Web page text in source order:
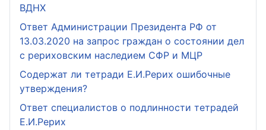
ВДНХ
Ответ Администрации Президента РФ от
13.03.2020 на запрос граждан о состоянии дел
с рериховским наследием СФР и МЦР
Содержат ли тетради Е.И.Рерих ошибочные
утверждения?
Ответ специалистов о подлинности тетрадей
Е.И.Рерих